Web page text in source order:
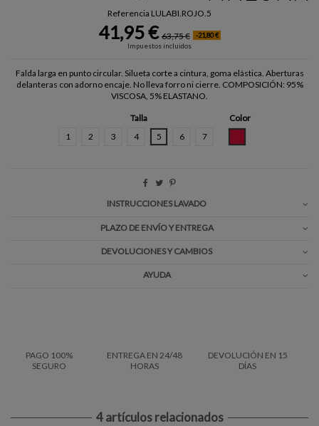
Referencia LULABI.ROJO.5
41,95 € 63,75 €
-21,80 €
Impuestos incluidos
Falda larga en punto circular. Silueta corte a cintura, goma elástica. Aberturas
delanteras con adorno encaje. No lleva forro ni cierre. COMPOSICIÓN: 95%
VISCOSA, 5% ELASTANO.
Talla
1
2 3 4 5 6 7
Color
INSTRUCCIONES LAVADO
PLAZO DE ENVÍO Y ENTREGA
DEVOLUCIONES Y CAMBIOS
AYUDA
PAGO 100%
SEGURO
ENTREGA EN 24/48
HORAS
DEVOLUCIÓN EN 15
DÍAS
4 artículos relacionados